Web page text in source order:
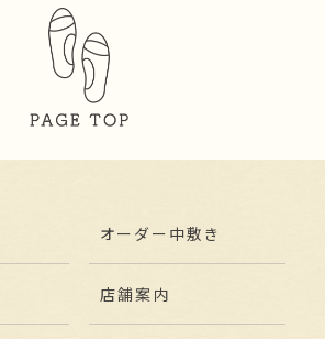
オーダー中敷き
店舗案内